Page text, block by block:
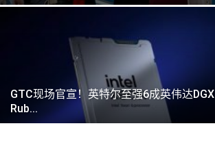
GTC现场官宣！英特尔至强6成英伟达DGX
Rub...